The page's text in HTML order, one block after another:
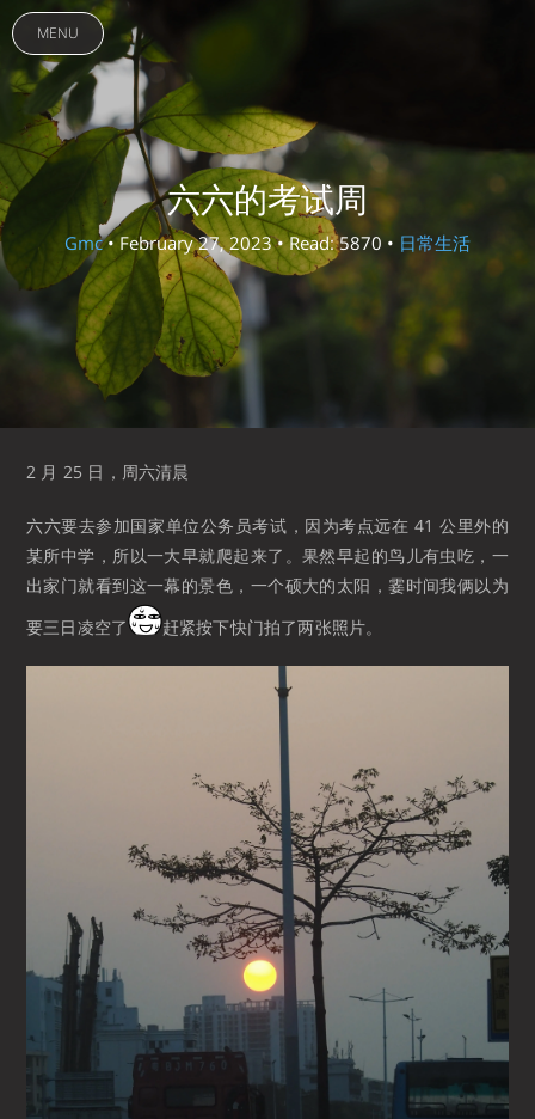
MENU
六六的考试周
Gmc• February 27, 2023 • Read: 5870 • 日常生活
2 月 25 日，周六清晨
六六要去参加国家单位公务员考试，因为考点远在 41 公里外的
某所中学，所以一大早就爬起来了。果然早起的鸟儿有虫吃，一
出家门就看到这一幕的景色，一个硕大的太阳，霎时间我俩以为
要三日凌空了
赶紧按下快门拍了两张照片。